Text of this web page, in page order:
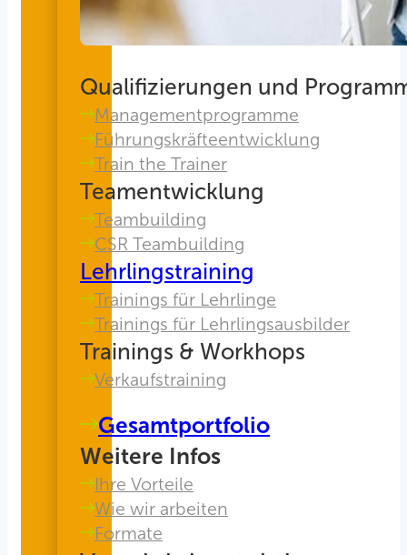
Qualifizierungen und
Managementprogramme
Führungskräfteentwicklung
Train the Trainer
Teamentwicklung
Teambuilding
CSR Teambuilding
Lehrlingstraining
Trainings für Lehrlinge
Trainings für Lehrlingsausbilder
Trainings & Workhops
Verkaufstraining
Gesamtportfolio
Weitere Infos
Ihre Vorteile
Wie wir arbeiten
Formate